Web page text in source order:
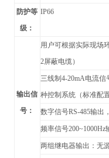
防护等
级：
IP66
输出信
号：
用户可根据实际现场
2屏蔽电缆）
三线制4-20mA电流信
种控制系统（标准配置
数字信号RS-485输出，
频率信号200~1000Hz
两组继电器输出：无